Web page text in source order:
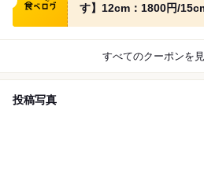
す】12cm：1800円/
すべてのクーポンを見
投稿写真